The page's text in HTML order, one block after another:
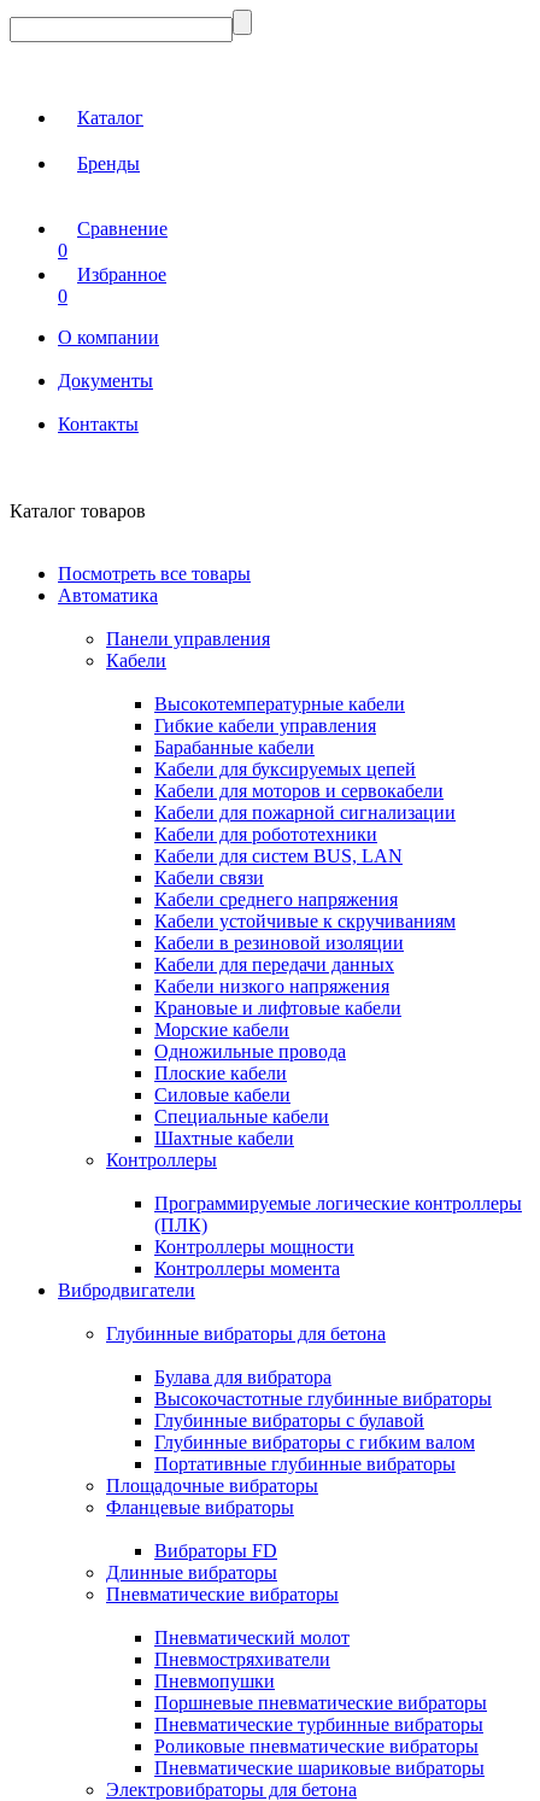
Каталог
Бренды
Сравнение
0
Избранное
0
О компании
Документы
Контакты
Каталог товаров
Посмотреть все товары
Автоматика
Панели управления
Кабели
Высокотемпературные кабели
Гибкие кабели управления
Барабанные кабели
Кабели для буксируемых цепей
Кабели для моторов и сервокабели
Кабели для пожарной сигнализации
Кабели для робототехники
Кабели для систем BUS, LAN
Кабели связи
Кабели среднего напряжения
Кабели устойчивые к скручиваниям
Кабели в резиновой изоляции
Кабели для передачи данных
Кабели низкого напряжения
Крановые и лифтовые кабели
Морские кабели
Одножильные провода
Плоские кабели
Силовые кабели
Специальные кабели
Шахтные кабели
Контроллеры
Программируемые логические контроллеры
(ПЛК)
Контроллеры мощности
Контроллеры момента
Вибродвигатели
Глубинные вибраторы для бетона
Булава для вибратора
Высокочастотные глубинные вибраторы
Глубинные вибраторы с булавой
Глубинные вибраторы с гибким валом
Портативные глубинные вибраторы
Площадочные вибраторы
Фланцевые вибраторы
Вибраторы FD
Длинные вибраторы
Пневматические вибраторы
Пневматический молот
Пневмостряхиватели
Пневмопушки
Поршневые пневматические вибраторы
Пневматические турбинные вибраторы
Роликовые пневматические вибраторы
Пневматические шариковые вибраторы
Электровибраторы для бетона